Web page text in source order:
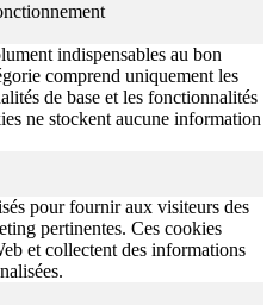
indispensables au bon
comprend uniquement les
de base et les fonctionnalités
ne stockent aucune information
pour fournir aux visiteurs des
pertinentes. Ces cookies
et collectent des informations